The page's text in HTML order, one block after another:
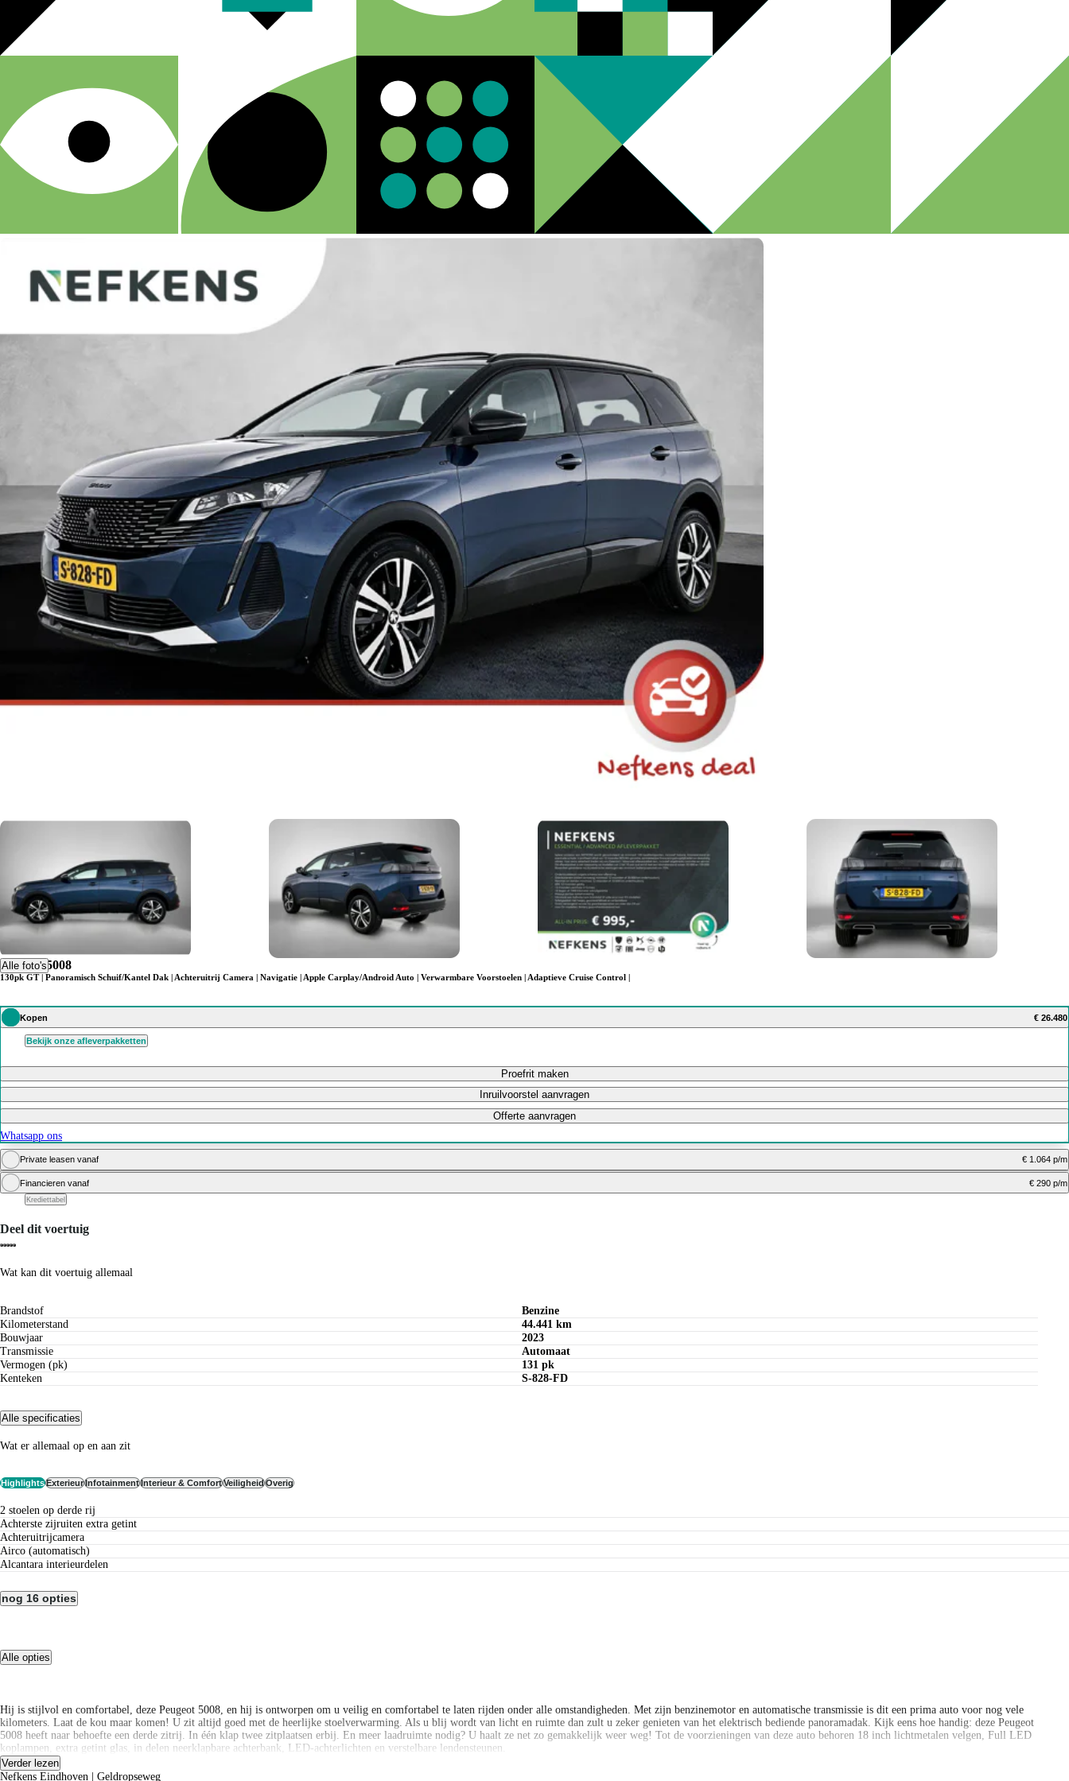
Alle foto's
Peugeot 5008
130pk GT | Panoramisch Schuif/Kantel Dak | Achteruitrij Camera | Navigatie | Apple Carplay/Android Auto | Verwarmbare Voorstoelen | Adaptieve Cruise Control |
Kopen € 26.480
Bekijk onze afleverpakketten
Proefrit maken
Inruilvoorstel aanvragen
Offerte aanvragen
Whatsapp ons
Private leasen vanaf € 1.064 p/m
Bereken private lease bedrag
Financieren vanaf € 290 p/m
Krediettabel
Deel dit voertuig
Wat kan dit voertuig allemaal
Brandstof
Benzine
Kilometerstand
44.441 km
Bouwjaar
2023
Transmissie
Automaat
Vermogen (pk)
131 pk
Kenteken
S-828-FD
Alle specificaties
Wat er allemaal op en aan zit
HighlightsExterieurInfotainmentInterieur & ComfortVeiligheidOverig
2 stoelen op derde rij
Achterste zijruiten extra getint
Achteruitrijcamera
airco (automatisch)
alcantara interieurdelen
nog 16 opties
Alle opties
Hij is stijlvol en comfortabel, deze Peugeot 5008, en hij is ontworpen om u veilig en comfortabel te laten rijden onder alle omstandigheden. Met zijn benzinemotor en automatische transmissie is dit een prima auto voor nog vele
kilometers. Laat de kou maar komen! U zit altijd goed met de heerlijke stoelverwarming. Als u blij wordt van licht en ruimte dan zult u zeker genieten van het elektrisch bediende panoramadak. Kijk eens hoe handig: deze Peugeot
5008 heeft naar behoefte een derde zitrij. In één klap twee zitplaatsen erbij. En meer laadruimte nodig? U haalt ze net zo gemakkelijk weer weg! Tot de voorzieningen van deze auto behoren 18 inch lichtmetalen velgen, Full LED
koplampen, extra getint glas, in delen neerklapbare achterbank, LED-achterlichten en verstelbare lendensteunen.
Rijfuncties worden glashelder en overzichtelijk weergegeven via het digitale dashboard. Niets achter deze auto blijft verborgen door de achteruitrijcamera. Een veilig gevoel! Adaptive cruise control is veilig en comfortabel. De
Verder lezen
Nefkens Eindhoven | Geldropseweg